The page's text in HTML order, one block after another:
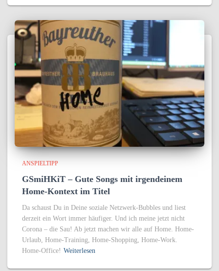
ANSPIELTIPP
GSmiHKiT – Gute Songs mit irgendeinem
Home-Kontext im Titel
Da schaust Du in Deine soziale Netzwerk-Bubbles und liest
derzeit ein Wort immer häufiger. Und ich meine jetzt nicht
Corona – die Sau! Ab jetzt machen wir alle auf Home. Home-
Urlaub, Home-Training, Home-Shopping, Home-Work.
Home-Office! Weiterlesen